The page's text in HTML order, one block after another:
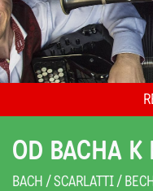
OD BACHA
BACH / SCARLATTI /